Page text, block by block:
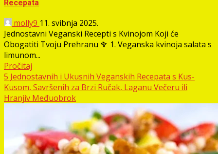
Recepata
molly9 11. svibnja 2025.
Jednostavni Veganski Recepti s Kvinojom Koji će
Obogatiti Tvoju Prehranu 🥦 1. Veganska kvinoja salata s
limunom...
Pročitaj
5 Jednostavnih i Ukusnih Veganskih Recepata s Kus-
Kusom, Savršenih za Brzi Ručak, Laganu Večeru ili
Hranjiv Međuobrok